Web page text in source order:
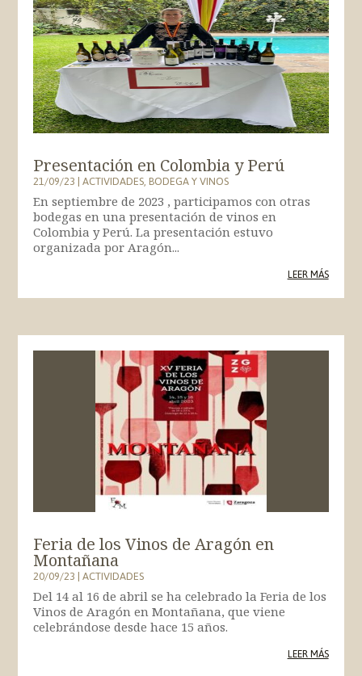
Presentación en Colombia y Perú
21/09/23|ACTIVIDADES,BODEGA Y VINOS
En septiembre de 2023 , participamos con otras
bodegas en una presentación de vinos en
Colombia y Perú. La presentación estuvo
organizada por Aragón...
LEER MÁS
Feria de los Vinos de Aragón en
Montañana
20/09/23|ACTIVIDADES
Del 14 al 16 de abril se ha celebrado la Feria de los
Vinos de Aragón en Montañana, que viene
celebrándose desde hace 15 años.
LEER MÁS